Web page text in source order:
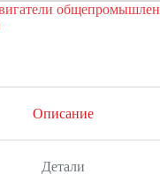
Описание
Детали